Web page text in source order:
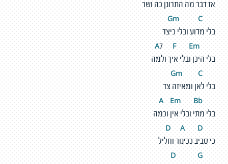
אז דבר מה התרונן כה ושר
m C
בלי מדוע ובלי כיצד
7 F Em
בלי היכן ובלי איך ולמה
m C
בלי לאן ומאיזה צד
Em Bb
בלי מתי ובלי אין וכמה
A D
כי סביב ככינור וחליל
G